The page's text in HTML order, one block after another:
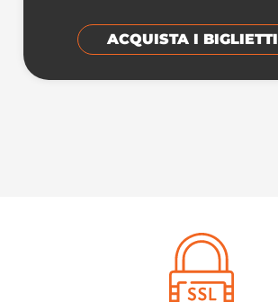
ACQUISTA I BIGLIETTI